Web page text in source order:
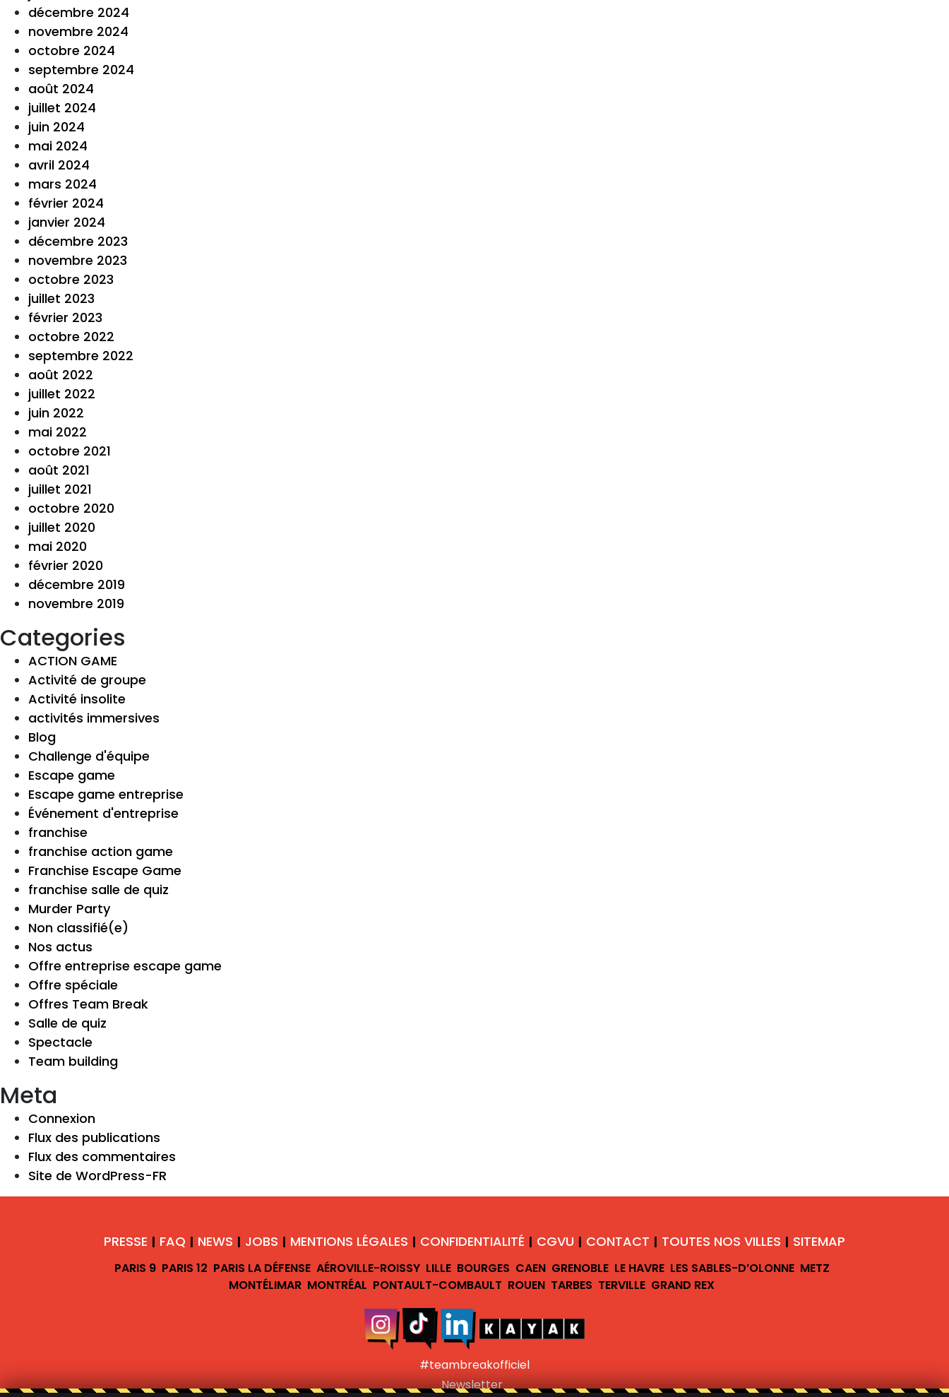
décembre 2024
novembre 2024
octobre 2024
septembre 2024
août 2024
juillet 2024
juin 2024
mai 2024
avril 2024
mars 2024
février 2024
janvier 2024
décembre 2023
novembre 2023
octobre 2023
juillet 2023
février 2023
octobre 2022
septembre 2022
août 2022
juillet 2022
juin 2022
mai 2022
octobre 2021
août 2021
juillet 2021
octobre 2020
juillet 2020
mai 2020
février 2020
décembre 2019
novembre 2019
Categories
ACTION GAME
Activité de groupe
Activité insolite
activités immersives
Blog
Challenge d'équipe
Escape game
Escape game entreprise
Événement d'entreprise
franchise
franchise action game
Franchise Escape Game
franchise salle de quiz
Murder Party
Non classifié(e)
Nos actus
Offre entreprise escape game
Offre spéciale
Offres Team Break
Salle de quiz
Spectacle
Team building
Meta
Connexion
Flux des publications
Flux des commentaires
Site de WordPress-FR
PRESSE | FAQ | NEWS | JOBS | MENTIONS LÉGALES | CONFIDENTIALITÉ | CGVU | CONTACT | TOUTES NOS VILLES | SITEMAP
PARIS 9 PARIS 12 PARIS LA DÉFENSE AÉROVILLE-ROISSY LILLE BOURGES CAEN GRENOBLE LE HAVRE LES SABLES-D’OLONNE METZ
MONTÉLIMAR MONTRÉAL PONTAULT-COMBAULT ROUEN TARBES TERVILLE GRAND REX
#teambreakofficiel
Newsletter